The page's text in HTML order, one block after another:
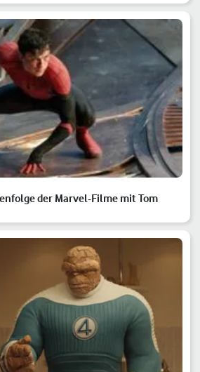
der Marvel-Filme mit Tom